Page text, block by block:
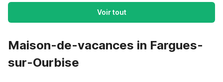
Voir tout
Maison-de-vacances in Fargues-
sur-Ourbise